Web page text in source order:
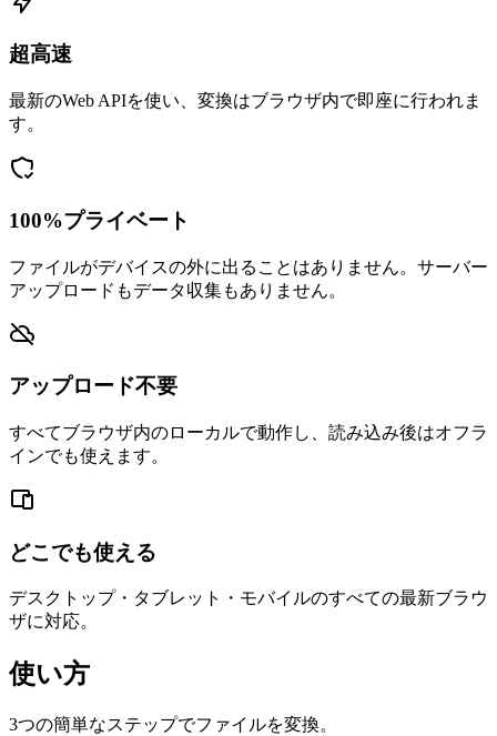
超高速
最新のWeb APIを使い、変換はブラウザ内で即座に行われま
す。
100%プライベート
ファイルがデバイスの外に出ることはありません。サーバー
アップロードもデータ収集もありません。
アップロード不要
すべてブラウザ内のローカルで動作し、読み込み後はオフラ
インでも使えます。
どこでも使える
デスクトップ・タブレット・モバイルのすべての最新ブラウ
ザに対応。
使い方
3つの簡単なステップでファイルを変換。